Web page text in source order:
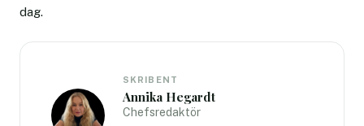
dag.
SKRIBENT
Annika Hegardt
Chefsredaktör